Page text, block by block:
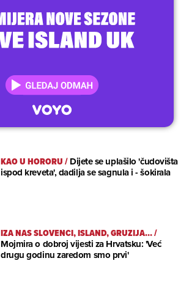
KAO U HORORU/Dijete se uplašilo 'čudovišta
ispod kreveta', dadilja se sagnula i - šokirala
IZA NAS SLOVENCI, ISLAND, GRUZIJA.../
Mojmira o dobroj vijesti za Hrvatsku: 'Već
drugu godinu zaredom smo prvi'